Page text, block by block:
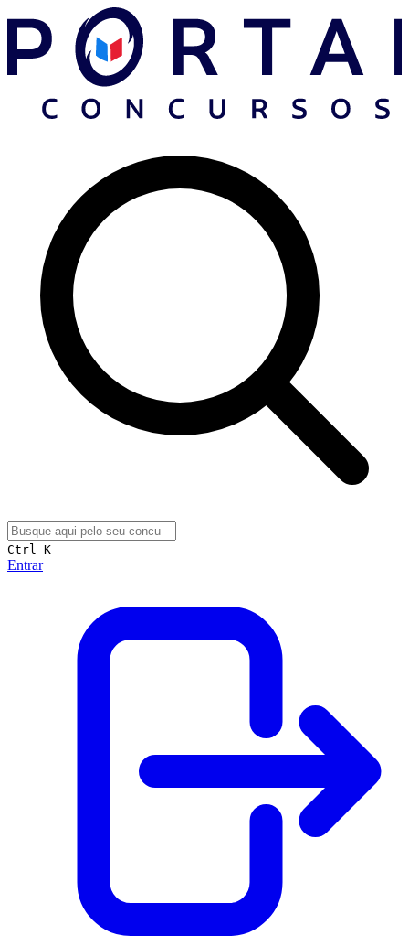
Ctrl K
Entrar